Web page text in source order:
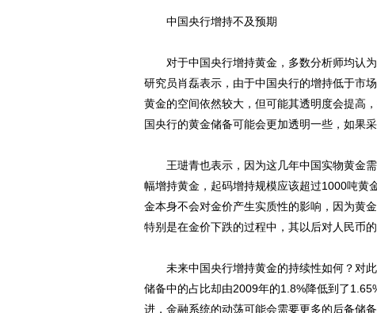
中国央行增持不及预期
对于中国央行增持黄金，多数分析师均认为
研究员肖磊表示，由于中国央行的增持低于市
黄金的空间依然较大，但可能其透明度会提高
国央行的黄金储备可能会更加透明一些，如果
王琎青也表示，因为这几年中国实物黄金需
幅增持黄金，起码增持规模应该超过1000吨黄
金本身不会对金价产生实质性的影响，因为黄
特别是在金价下跌的过程中，其以后对人民币
未来中国央行增持黄金的持续性如何？对此
储备中的占比却由2009年的1.8%降低到了
进，金融系统的动荡可能会需要更多的后备储